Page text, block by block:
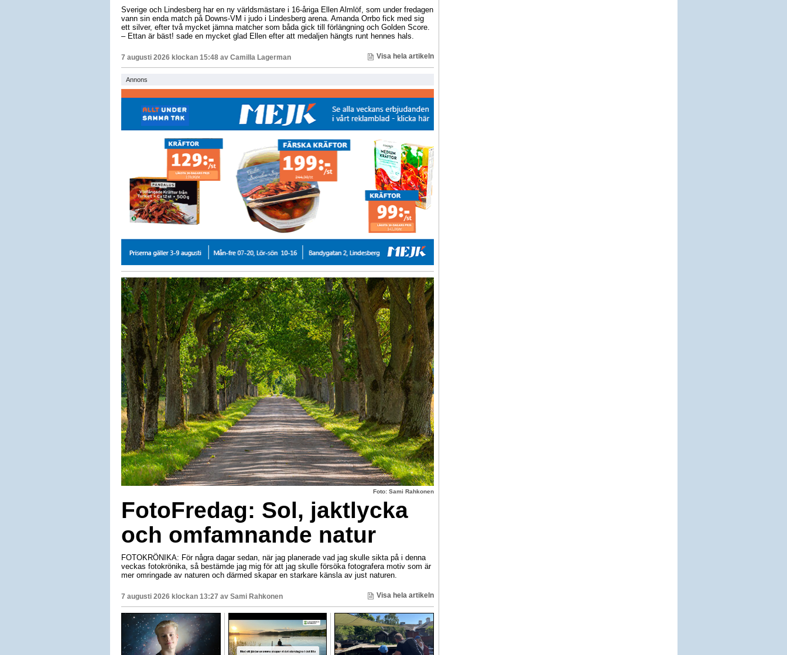
Sverige och Lindesberg har en ny världsmästare i 16-åriga Ellen Almlöf, som under fredagen
vann sin enda match på Downs-VM i judo i Lindesberg arena. Amanda Orrbo fick med sig
ett silver, efter två mycket jämna matcher som båda gick till förlängning och Golden Score.
– Ettan är bäst! sade en mycket glad Ellen efter att medaljen hängts runt hennes hals.
7 augusti 2026 klockan 15:48 av Camilla Lagerman Visa hela artikeln
Annons
Foto: Sami Rahkonen
FotoFredag: Sol, jaktlycka
och omfamnande natur
FOTOKRÖNIKA: För några dagar sedan, när jag planerade vad jag skulle sikta på i denna
veckas fotokrönika, så bestämde jag mig för att jag skulle försöka fotografera motiv som är
mer omringade av naturen och därmed skapar en starkare känsla av just naturen.
7 augusti 2026 klockan 13:27 av Sami Rahkonen Visa hela artikeln